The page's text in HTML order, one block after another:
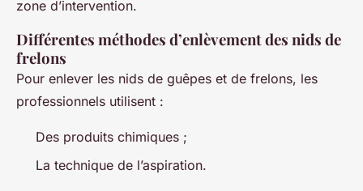
zone d’intervention.
Différentes méthodes d’enlèvement des nids de
frelons
Pour enlever les nids de guêpes et de frelons, les
professionnels utilisent :
Des produits chimiques ;
La technique de l’aspiration.